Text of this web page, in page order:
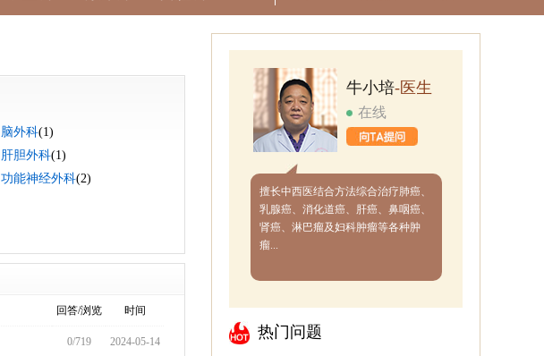
脑外科(1)
肝胆外科(1)
功能神经外科(2)
回答/浏览 时间
0/719
2024-05-14
牛小培-医生
在线
擅长中西医结合方法综合治疗肺癌、
乳腺癌、消化道癌、肝癌、鼻咽癌、
肾癌、淋巴瘤及妇科肿瘤等各种肿
瘤...
热门问题